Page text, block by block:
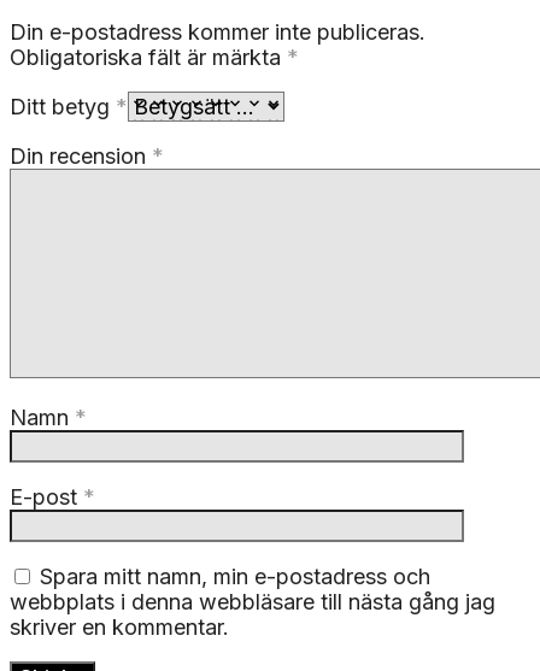
Din e-postadress kommer inte publiceras.
Obligatoriska fält är märkta *
Ditt betyg *
Din recension *
Namn *
E-post *
Spara mitt namn, min e-postadress och
webbplats i denna webbläsare till nästa gång jag
skriver en kommentar.